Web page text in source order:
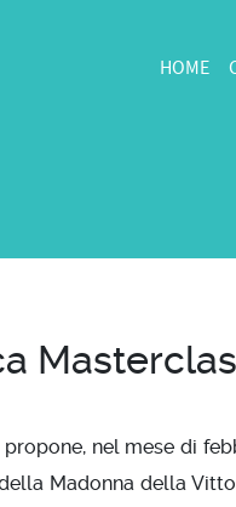
HOME
nel mese di
Madonna della